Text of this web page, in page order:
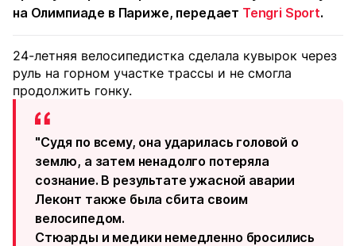
на Олимпиаде в Париже, передает Tengri Sport.
24-летняя велосипедистка сделала кувырок через
руль на горном участке трассы и не смогла
продолжить гонку.
"Судя по всему, она ударилась головой о
землю, а затем ненадолго потеряла
сознание. В результате ужасной аварии
Леконт также была сбита своим
велосипедом.
Стюарды и медики немедленно бросились